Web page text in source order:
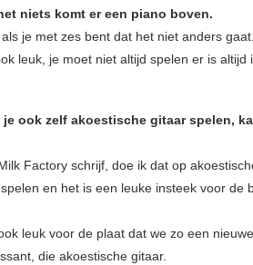
niets komt er een piano boven.
je met zes bent dat het niet anders gaat.
leuk, je moet niet altijd spelen er is altijd
ook zelf akoestische gitaar spelen,
Factory schrijf, doe ik dat op
en het is een leuke insteek voor de
leuk voor de plaat dat we zo een
die akoestische gitaar.